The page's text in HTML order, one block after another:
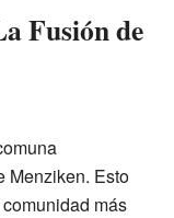
Fusión de
Menziken. Esto
más